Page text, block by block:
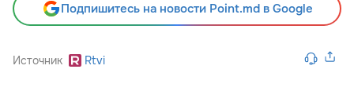
Подпишитесь на новости Point.md в Google
Источник Rtvi